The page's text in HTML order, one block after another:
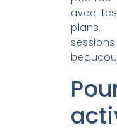
avec
plans,